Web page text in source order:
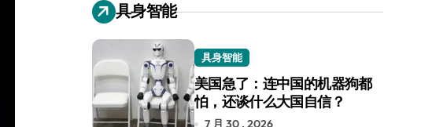
具身智能
具身智能
美国急了：连中国的机器狗都
怕，还谈什么大国自信？
7 月 30 , 2026